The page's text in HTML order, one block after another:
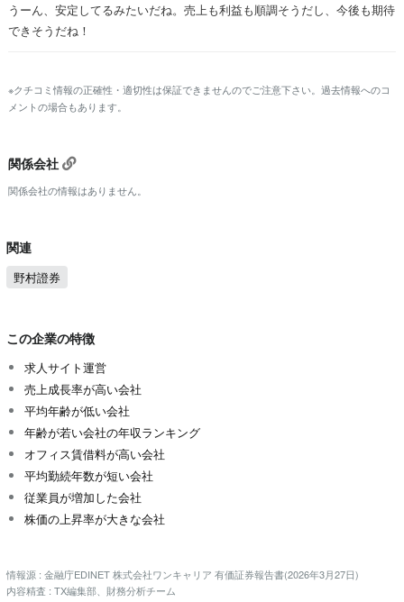
うーん、安定してるみたいだね。売上も利益も順調そうだし、今後も期待
できそうだね！
※クチコミ情報の正確性・適切性は保証できませんのでご注意下さい。過去情報へのコ
メントの場合もあります。
関係会社
関係会社の情報はありません。
関連
野村證券
この企業の特徴
求人サイト運営
売上成長率が高い会社
平均年齢が低い会社
年齢が若い会社の年収ランキング
オフィス賃借料が高い会社
平均勤続年数が短い会社
従業員が増加した会社
株価の上昇率が大きな会社
情報源 : 金融庁EDINET 株式会社ワンキャリア 有価証券報告書(2026年3月27日)
内容精査 : TX編集部、財務分析チーム